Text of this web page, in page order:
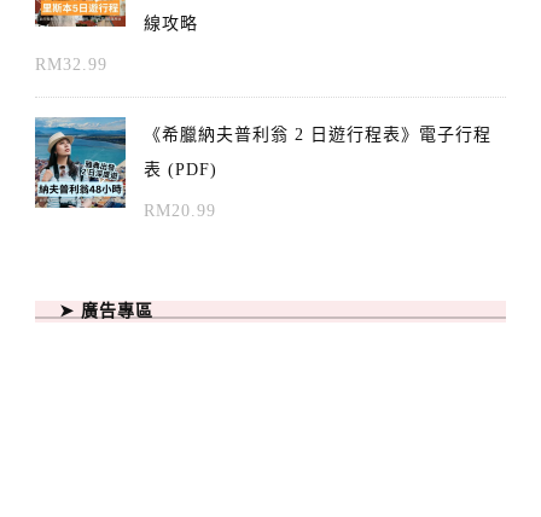
線攻略
RM32.99
《希臘納夫普利翁 2 日遊行程表》電子行程
表 (PDF)
RM20.99
➤ 廣告專區